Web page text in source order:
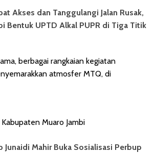
Akses dan Tanggulangi Jalan Rusak,
Bentuk UPTD Alkal PUPR di Tiga Titik
berbagai rangkaian kegiatan
atmosfer MTQ, di
Muaro Jambi
Junaidi Mahir Buka Sosialisasi Perbup